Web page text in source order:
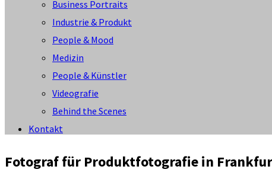
Business Portraits
Industrie & Produkt
People & Mood
Medizin
People & Künstler
Videografie
Behind the Scenes
Kontakt
Fotograf für Produktfotografie in